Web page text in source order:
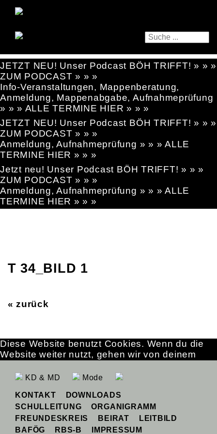
JETZT NEU! Unser Podcast BÖH TRIFFT! » » »
ZUM PODCAST » » »
Info-Veranstaltungen, Mappenberatung,
Anmeldung, Mappenabgabe, Aufnahmeprüfung
» » » ALLE TERMINE HIER » » »
JETZT NEU! Unser Podcast BÖH TRIFFT! » » »
ZUM PODCAST » » »
Anmeldung, Aufnahmeprüfung » » » ALLE
TERMINE HIER » » »
Jetzt neu! Unser Podcast BÖH TRIFFT! » » »
ZUM PODCAST » » »
Anmeldung, Aufnahmeprüfung » » » ALLE
TERMINE HIER » » »
T 34_BILD 1
« zurück
KD & MD Mode
KONTAKT
DOWNLOADS
SCHULLEITUNG
ORGANIGRAMM
FREUNDESKREIS
BEIRAT
LEITBILD
BAFÖG
RBS-B IMPRESSUM
Diese Website benutzt Cookies. Wenn du die
Website weiter nutzt, gehen wir von deinem